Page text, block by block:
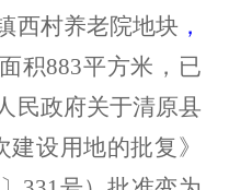
西村养老院地块，
积883平方米，已
民政府关于清原县
设用地的批复》